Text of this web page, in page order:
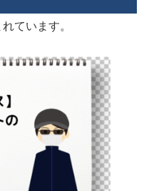
ています。